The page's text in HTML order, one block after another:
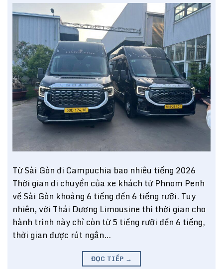
Từ Sài Gòn đi Campuchia bao nhiêu tiếng 2026
Thời gian di chuyển của xe khách từ Phnom Penh
về Sài Gòn khoảng 6 tiếng đến 6 tiếng rưỡi. Tuy
nhiên, với Thái Dương Limousine thì thời gian cho
hành trình này chỉ còn từ 5 tiếng rưỡi đến 6 tiếng,
thời gian được rút ngắn…
ĐỌC TIẾP →